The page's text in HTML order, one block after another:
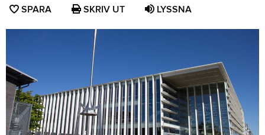
SPARA SPARA SKRIV UT LYSSNA